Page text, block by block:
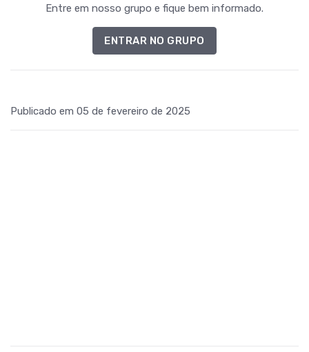
Entre em nosso grupo e fique bem informado.
ENTRAR NO GRUPO
Publicado em 05 de fevereiro de 2025